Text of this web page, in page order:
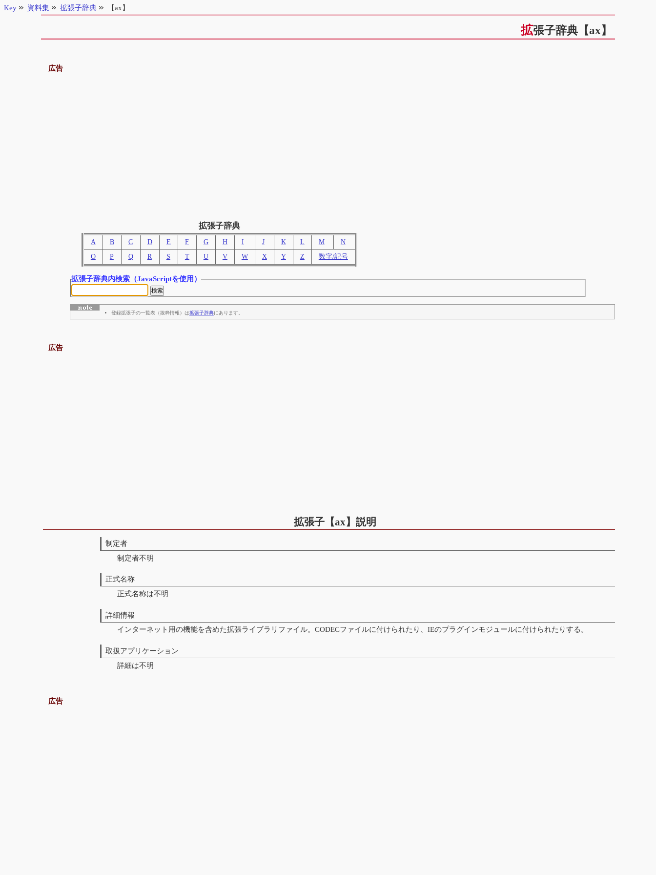
拡張子辞典【ax】
広告
拡張子辞典
A B C D E F G H I J K L M
N
O
P Q R S T U V W X Y Z 数字/記号
拡張子辞典内検索 （JavaScriptを使用）
登録拡張子の一覧表（抜粋情報）は拡張子辞典にあります。
広告
拡張子【ax】説明
制定者
制定者不明
正式名称
正式名称は不明
詳細情報
インターネット用の機能を含めた拡張ライブラリファイル。CODECファイルに付けられたり、IEのプラグインモジュールに付けられたりする。
取扱アプリケーション
詳細は不明
広告
Key 資料集 拡張子辞典 【ax】